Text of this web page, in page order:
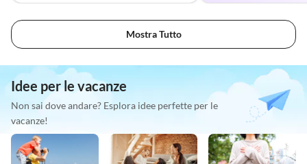
Mostra Tutto
Idee per le vacanze
Non sai dove andare? Esplora idee perfette per le
vacanze!